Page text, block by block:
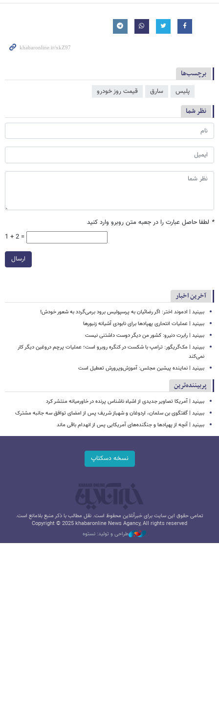
برچسب‌ها
پلیس سارق قیمت روز خودرو
نظر شما
* لطفا حاصل عبارت را در جعبه متن روبرو وارد کنید
1 + 2 =
ارسال
آخرین اخبار
ببینید | ادموند اختر: اگر رضائیان به پرسپولیس برود برمی‌گردد به شعور خودش!
ببینید | عملیات انتحاری پهپادها برای نابودی آشیانه زنبورها
ببینید | رابرت دنیرو: کشور من دیگر دوست داشتنی نیست
ببینید | مک‌گریگور: ترامپ با شکست در کنگره روبرو است؛ عملیات پرچم دروغین دیگر کار
نمی‌کند
ببینید | نماینده پیشین مجلس: آموزش‌وپرورش تعطیل است
پربیننده‌ترین
ببینید | آمریکا تصاویر جدیدی از اشیاء ناشناس پرنده در خاورمیانه منتشر کرد
ببینید | گفتگوی بن سلمان، اردوغان و شهباز شریف پس از امضای توافق سه جانبه مشترک
ببینید | آنچه از پهپادها و جنگنده‌های آمریکایی پس از انهدام باقی ماند
نسخه دسکتاپ
تمامی حقوق این سایت برای خبرآنلاین محفوظ است. نقل مطالب با ذکر منبع بلامانع است.
Copyright © 2025 khabaronline News Agancy, All rights reserved
طراحی و تولید: نستوه